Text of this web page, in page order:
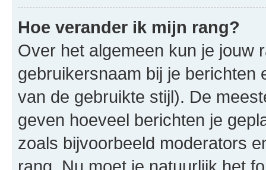
Hoe verander ik mijn rang?
Over het algemeen kun je jouw
gebruikersnaam bij je berichten
van de gebruikte stijl). De
geven hoeveel berichten je
zoals bijvoorbeeld moderators